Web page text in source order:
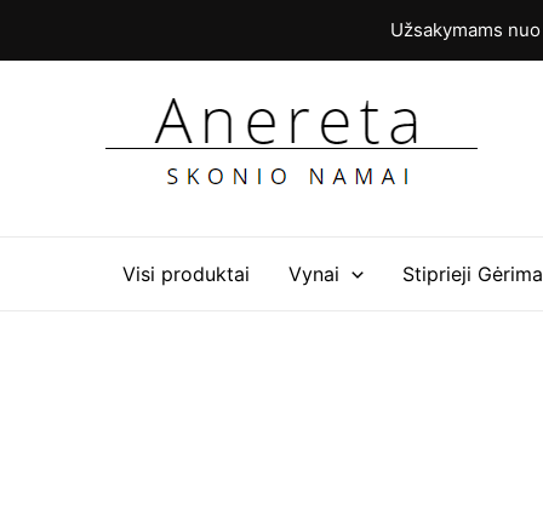
Užsakymams
Visi produktai Vynai Stiprieji